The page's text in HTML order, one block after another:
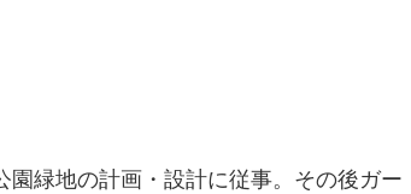
緑地の計画・設計に従事。その後ガー